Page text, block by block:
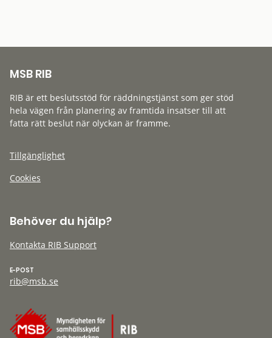
MSB RIB
RIB är ett beslutsstöd för räddningstjänst som ger stöd
hela vägen från planering av framtida insatser till att
fatta rätt beslut när olyckan är framme.
Tillgänglighet
Cookies
Behöver du hjälp?
Kontakta RIB Support
E-POST
rib@msb.se